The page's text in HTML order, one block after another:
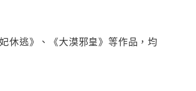
休逃》、《大漠邪皇》等作品，均